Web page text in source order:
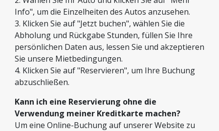
Info", um die Einzelheiten des Autos anzusehen.
3. Klicken Sie auf "Jetzt buchen", wählen Sie die
Abholung und Rückgabe Stunden, füllen Sie Ihre
persönlichen Daten aus, lessen Sie und akzeptieren
Sie unsere Mietbedingungen.
4. Klicken Sie auf "Reservieren", um Ihre Buchung
abzuschließen.
Kann ich eine Reservierung ohne die
Verwendung meiner Kreditkarte machen?
Um eine Online-Buchung auf unserer Website zu